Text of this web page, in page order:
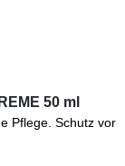
50 ml
Pflege mit
Die
50 ml
Pflege. Schutz vor